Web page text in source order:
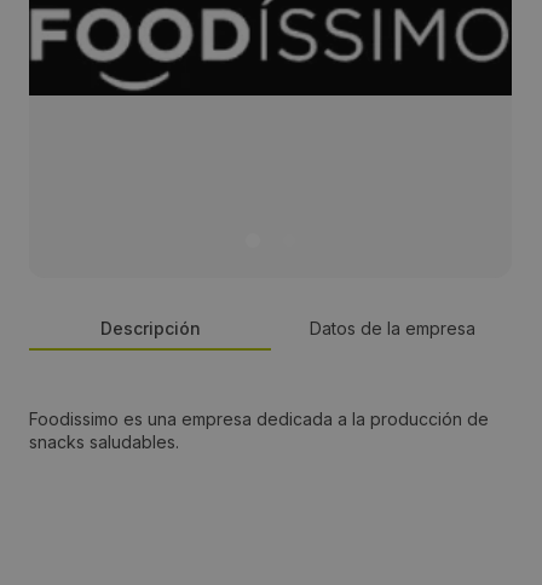
Descripción Datos de la empresa
Foodissimo es una empresa dedicada a la producción de
snacks saludables.
Dirección:
C/Tarragona, 106 Bajos